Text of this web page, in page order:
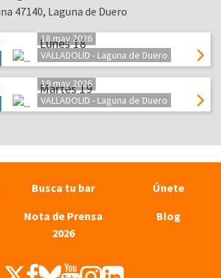
47140, Laguna de Duero
Lunes 18
18 may 2026
VALLADOLID - Laguna de Duero
Martes 19
19 may 2026
VALLADOLID - Laguna de Duero
Busca tu bar
Únete
Nota de Prensa
2026
Blog